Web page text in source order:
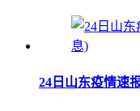
24日山东疫情速